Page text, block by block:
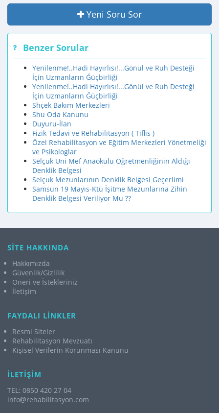
Yeni Soru Sor
Benzer Sorular
Yenilenme!..Hadi Hayırlısı!...Gönül ve Ruh Desteği
İçin Uzmanların Ğüçbirliği
Yenilenme!..Hadi Hayırlısı!...Gönül ve Ruh Desteği
İçin Uzmanların Ğüçbirliği
Shçek Bakım Merkezleri
Shu Oda Kanunu
Duyuru-İlan
Fizik Tedavi ve Rehabilitasyon ( Tiflis )
Özel Rehabilitasyon ve Eğitim Merkezleri Yönetmeliği
ve Psikologlar
Selçuk Üni Mef Anaokulu Öğretmenliğinin Aldığı
Denklik Belgesi
Selçuk Mezunlarının Denklik Belgesi Geçerlimi
Samsun 19 Mayıs-Ktü İşitme Mezunlarına Zihin
Denklik Belgesi Veriliyor Mu ??
SİTE HAKKINDA
Hakkımızda
Güvenlik/Gizlilik
Öneri ve İstekleriniz
İletişim
FAYDALI LİNKLER
Resmi Siteler
Rehabilitasyon Mevzuatı
Kişisel Verilerin Korunması Kanunu
İLETİŞİM
TEL: 0850 420 27 04
info
rehabilitasyon.com